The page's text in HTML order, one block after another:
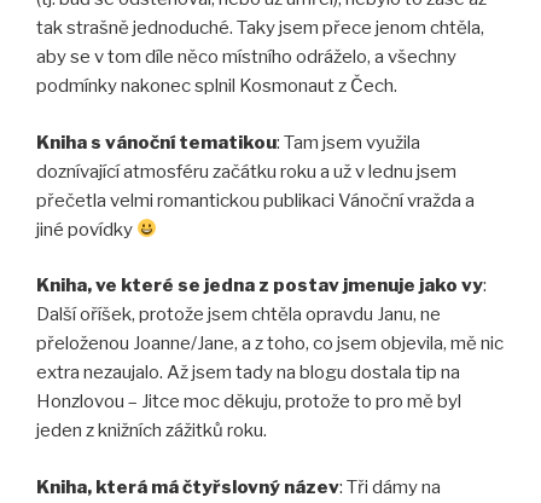
tak strašně jednoduché. Taky jsem přece jenom chtěla,
aby se v tom díle něco místního odráželo, a všechny
podmínky nakonec splnil Kosmonaut z Čech.
Kniha s vánoční tematikou: Tam jsem využila
doznívající atmosféru začátku roku a už v lednu jsem
přečetla velmi romantickou publikaci Vánoční vražda a
jiné povídky
Kniha, ve které se jedna z postav jmenuje jako vy:
Další oříšek, protože jsem chtěla opravdu Janu, ne
přeloženou Joanne/Jane, a z toho, co jsem objevila, mě nic
extra nezaujalo. Až jsem tady na blogu dostala tip na
Honzlovou – Jitce moc děkuju, protože to pro mě byl
jeden z knižních zážitků roku.
Kniha, která má čtyřslovný název: Tři dámy na